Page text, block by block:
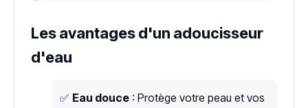
Les avantages d'un adoucisseur
d'eau
✅ Eau douce : Protège votre peau et vos